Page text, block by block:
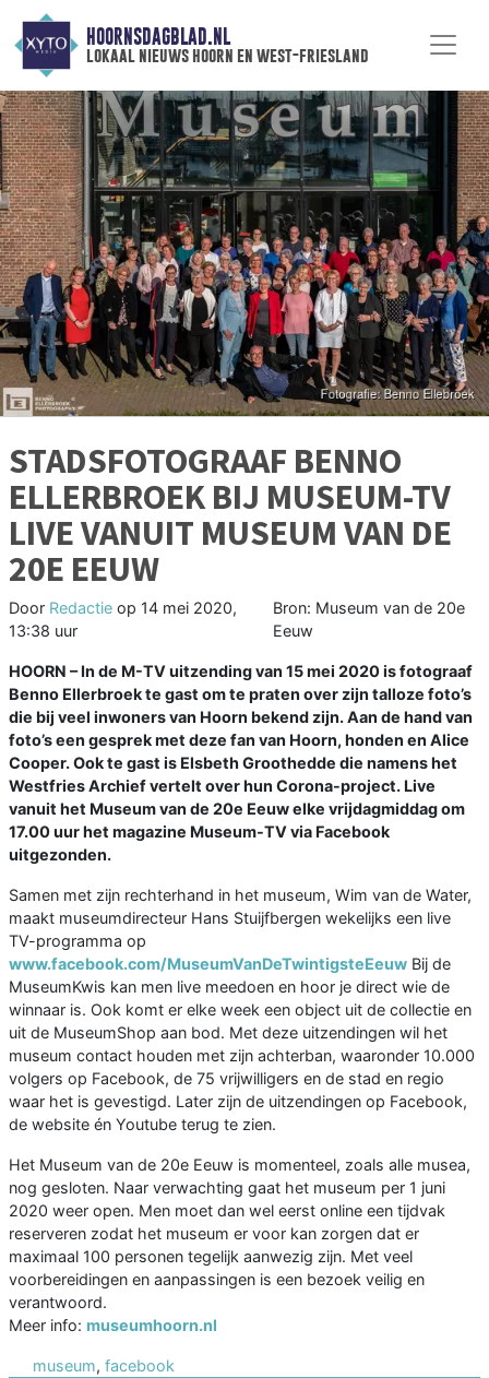
HOORNSDAGBLAD.NL
lokaal nieuws hoorn en west-friesland
STADSFOTOGRAAF BENNO
ELLERBROEK BIJ MUSEUM-TV
LIVE VANUIT MUSEUM VAN DE
20E EEUW
Door Redactie op 14 mei 2020,
13:38 uur
Bron: Museum van de 20e
Eeuw
HOORN – In de M-TV uitzending van 15 mei 2020 is fotograaf
Benno Ellerbroek te gast om te praten over zijn talloze foto’s
die bij veel inwoners van Hoorn bekend zijn. Aan de hand van
foto’s een gesprek met deze fan van Hoorn, honden en Alice
Cooper. Ook te gast is Elsbeth Groothedde die namens het
Westfries Archief vertelt over hun Corona-project. Live
vanuit het Museum van de 20e Eeuw elke vrijdagmiddag om
17.00 uur het magazine Museum-TV via Facebook
uitgezonden.
Samen met zijn rechterhand in het museum, Wim van de Water,
maakt museumdirecteur Hans Stuijfbergen wekelijks een live
TV-programma op
www.facebook.com/MuseumVanDeTwintigsteEeuw Bij de
MuseumKwis kan men live meedoen en hoor je direct wie de
winnaar is. Ook komt er elke week een object uit de collectie en
uit de MuseumShop aan bod. Met deze uitzendingen wil het
museum contact houden met zijn achterban, waaronder 10.000
volgers op Facebook, de 75 vrijwilligers en de stad en regio
waar het is gevestigd. Later zijn de uitzendingen op Facebook,
de website én Youtube terug te zien.
Het Museum van de 20e Eeuw is momenteel, zoals alle musea,
nog gesloten. Naar verwachting gaat het museum per 1 juni
2020 weer open. Men moet dan wel eerst online een tijdvak
reserveren zodat het museum er voor kan zorgen dat er
maximaal 100 personen tegelijk aanwezig zijn. Met veel
voorbereidingen en aanpassingen is een bezoek veilig en
verantwoord.
Meer info: museumhoorn.nl
museum, facebook